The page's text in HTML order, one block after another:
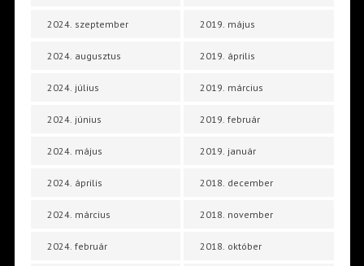
2024. szeptember
2024. augusztus
2024. július
2024. június
2024. május
2024. április
2024. március
2024. február
2019. május
2019. április
2019. március
2019. február
2019. január
2018. december
2018. november
2018. október